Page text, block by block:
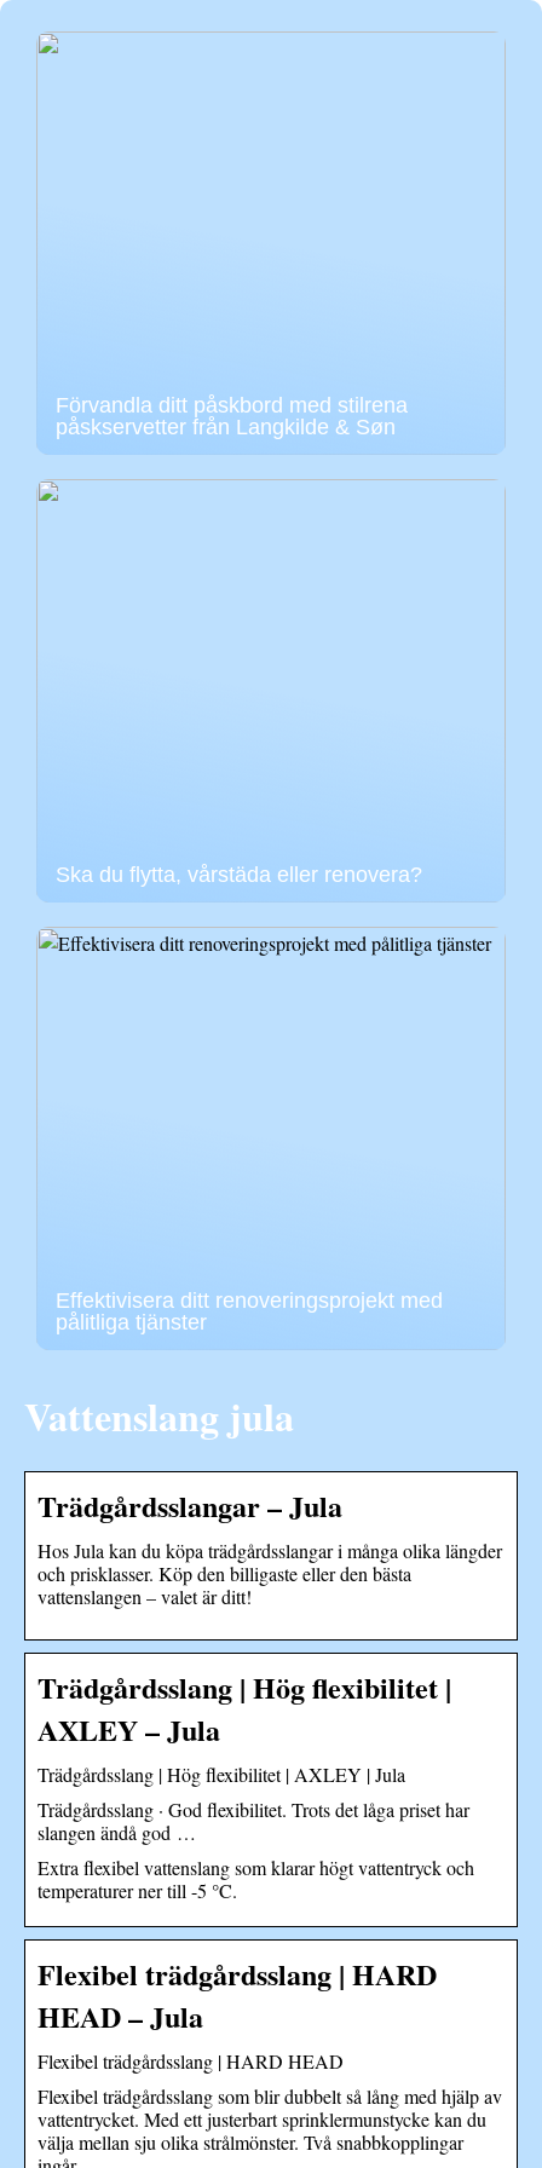
Förvandla ditt påskbord med stilrena
påskservetter från Langkilde & Søn
Ska du flytta, vårstäda eller renovera?
Effektivisera ditt renoveringsprojekt med
pålitliga tjänster
Vattenslang jula
Trädgårdsslangar – Jula
Hos Jula kan du köpa trädgårdsslangar i många olika längder
och prisklasser. Köp den billigaste eller den bästa
vattenslangen – valet är ditt!
Trädgårdsslang | Hög flexibilitet |
AXLEY – Jula
Trädgårdsslang | Hög flexibilitet | AXLEY | Jula
Trädgårdsslang · God flexibilitet. Trots det låga priset har
slangen ändå god …
Extra flexibel vattenslang som klarar högt vattentryck och
temperaturer ner till -5 °C.
Flexibel trädgårdsslang | HARD
HEAD – Jula
Flexibel trädgårdsslang | HARD HEAD
Flexibel trädgårdsslang som blir dubbelt så lång med hjälp av
vattentrycket. Med ett justerbart sprinklermunstycke kan du
välja mellan sju olika strålmönster. Två snabbkopplingar